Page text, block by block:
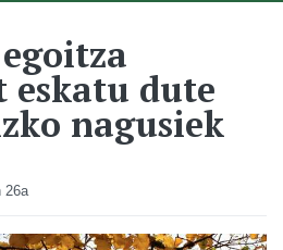
dute
nagusiek
26a